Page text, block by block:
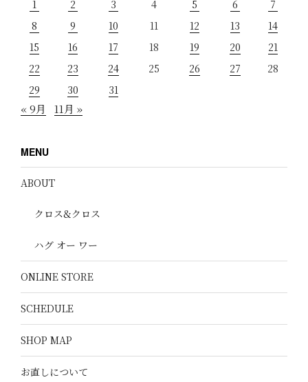
1
2 3 4 5 6
7
8
9 10 11 12 13
14
15
16 17 18 19 20
21
22
23 24 25 26 27
28
29
30 31
« 9月 11月 »
MENU
ABOUT
クロス&クロス
ハグ オー ワー
ONLINE STORE
SCHEDULE
SHOP MAP
お直しについて